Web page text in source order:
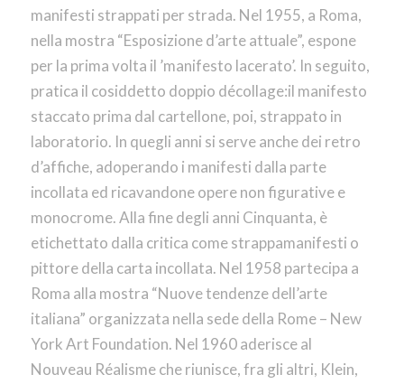
manifesti strappati per strada. Nel 1955, a Roma,
nella mostra “Esposizione d’arte attuale”, espone
per la prima volta il ’manifesto lacerato’. In seguito,
pratica il cosiddetto doppio décollage:il manifesto
staccato prima dal cartellone, poi, strappato in
laboratorio. In quegli anni si serve anche dei retro
d’affiche, adoperando i manifesti dalla parte
incollata ed ricavandone opere non figurative e
monocrome. Alla fine degli anni Cinquanta, è
etichettato dalla critica come strappamanifesti o
pittore della carta incollata. Nel 1958 partecipa a
Roma alla mostra “Nuove tendenze dell’arte
italiana” organizzata nella sede della Rome – New
York Art Foundation. Nel 1960 aderisce al
Nouveau Réalisme che riunisce, fra gli altri, Klein,